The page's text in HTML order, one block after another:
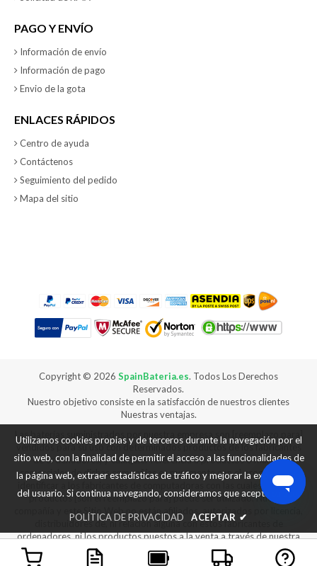
PAGO Y ENVÍO
Información de envío
Información de pago
Envio de la gota
ENLACES RÁPIDOS
Centro de ayuda
Contáctenos
Seguimiento del pedido
Mapa del sitio
Copyright © 2026 SpainBateria.es. Todos Los Derechos
Reservados.
Nuestro objetivo consiste en la satisfacción de nuestros clientes
Nuestras ventajas.
Las baterías suministrados por nuestra empresa son [reemplazo para]
vendidos para su uso con determinados productos de los fabricantes
de ordenadores, y cualquier referencia a productos o marcas
comerciales de dichas compañías es puramente con el propósito de
identificar a los fabricantes de computadoras con las cuales nuestros
productos [son el reemplazo para] puede ser utilizado. Nuestra
compañía y este Sitio Web no están afiliados, autorizados por licencia,
distribuidores de, ni relación alguna con estos fabricantes de
ordenadores, ni los productos puestos a la venta a través de nuestra
web son fabricados ni vendidos con la autorización de los fabricantes
de los equipos con los que nuestros productos [son reemplazo para]
Utilizamos cookies propias y de terceros durante la navegación por el
sitio web, con la finalidad de permitir el acceso a las funcionalidades de
la página web, extraer estadísticas de tráfico y mejorar la experiencia
del usuario. Si continua navegando, consideramos que acepta su uso.
POLÍTICA DE PRIVACIDAD ACEPTAR ✔